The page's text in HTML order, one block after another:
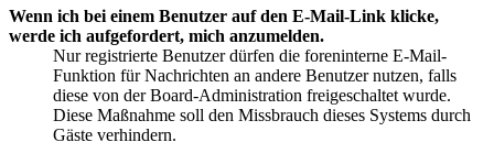
Wenn ich bei einem Benutzer auf den E-Mail-Link klicke,
werde ich aufgefordert, mich anzumelden.
Nur registrierte Benutzer dürfen die foreninterne E-Mail-
Funktion für Nachrichten an andere Benutzer nutzen, falls
diese von der Board-Administration freigeschaltet wurde.
Diese Maßnahme soll den Missbrauch dieses Systems durch
Gäste verhindern.